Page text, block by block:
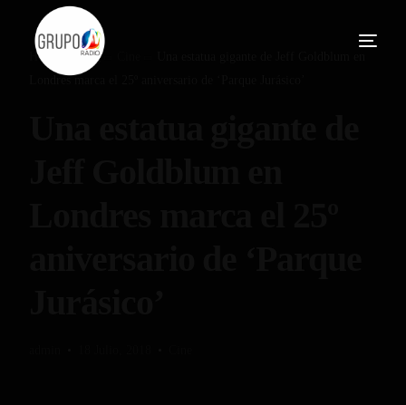
Home Blog
Londres marca el 25º aniversario de ‘Parque Jurásico’